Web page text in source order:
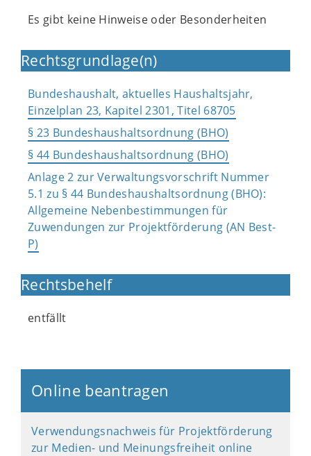
Es gibt keine Hinweise oder Besonderheiten
Rechtsgrundlage(n)
Bundeshaushalt, aktuelles Haushaltsjahr,
Einzelplan 23, Kapitel 2301, Titel 68705
§ 23 Bundeshaushaltsordnung (BHO)
§ 44 Bundeshaushaltsordnung (BHO)
Anlage 2 zur Verwaltungsvorschrift Nummer
5.1 zu § 44 Bundeshaushaltsordnung (BHO):
Allgemeine Nebenbestimmungen für
Zuwendungen zur Projektförderung (AN Best-
P)
Rechtsbehelf
entfällt
Online beantragen
Verwendungsnachweis für Projektförderung
zur Medien- und Meinungsfreiheit online